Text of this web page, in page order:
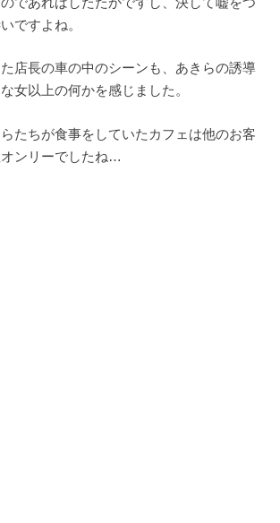
ですよね。
店長の車の中のシーンも、あきらの誘導
女以上の何かを感じました。
たちが食事をしていたカフェは他のお客
ンリーでしたね…